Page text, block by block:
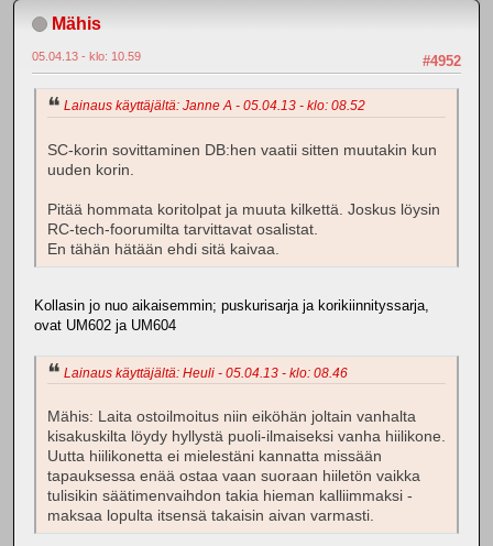
Mähis
#4952
05.04.13 - klo: 10.59
Lainaus käyttäjältä: Janne A - 05.04.13 - klo: 08.52
SC-korin sovittaminen DB:hen vaatii sitten muutakin kun
uuden korin.
Pitää hommata koritolpat ja muuta kilkettä. Joskus löysin
RC-tech-foorumilta tarvittavat osalistat.
En tähän hätään ehdi sitä kaivaa.
Kollasin jo nuo aikaisemmin; puskurisarja ja korikiinnityssarja,
ovat UM602 ja UM604
Lainaus käyttäjältä: Heuli - 05.04.13 - klo: 08.46
Mähis: Laita ostoilmoitus niin eiköhän joltain vanhalta
kisakuskilta löydy hyllystä puoli-ilmaiseksi vanha hiilikone.
Uutta hiilikonetta ei mielestäni kannatta missään
tapauksessa enää ostaa vaan suoraan hiiletön vaikka
tulisikin säätimenvaihdon takia hieman kalliimmaksi -
maksaa lopulta itsensä takaisin aivan varmasti.